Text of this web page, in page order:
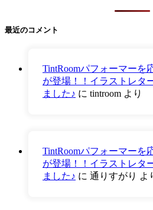
最近のコメント
TintRoomパフォーマーを
が登場！！イラストレタ
ました♪ に tintroom より
TintRoomパフォーマーを
が登場！！イラストレタ
ました♪ に 通りすがり よ